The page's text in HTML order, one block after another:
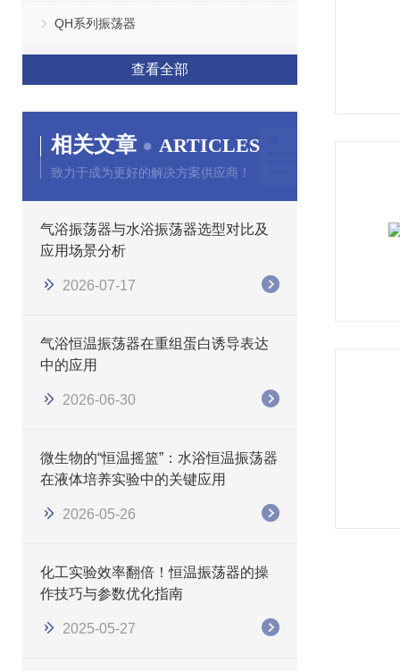
QH系列振荡器
查看全部
相关文章 ARTICLES
致力于成为更好的解决方案供应商！
气浴振荡器与水浴振荡器选型对比及
应用场景分析
2026-07-17
气浴恒温振荡器在重组蛋白诱导表达
中的应用
2026-06-30
微生物的“恒温摇篮”：水浴恒温振荡器
在液体培养实验中的关键应用
2026-05-26
化工实验效率翻倍！恒温振荡器的操
作技巧与参数优化指南
2025-05-27